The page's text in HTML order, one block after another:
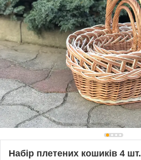
Набір плетених кошиків 4 шт.